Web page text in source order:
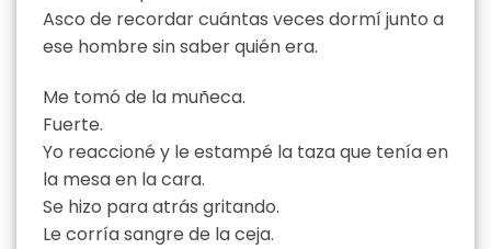
Asco de recordar cuántas veces dormí junto a
ese hombre sin saber quién era.
Me tomó de la muñeca.
Fuerte.
Yo reaccioné y le estampé la taza que tenía en
la mesa en la cara.
Se hizo para atrás gritando.
Le corría sangre de la ceja.